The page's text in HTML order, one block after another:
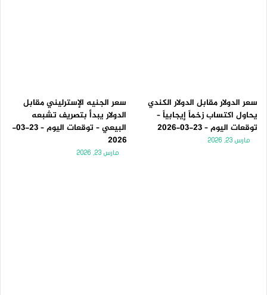
سعر الدولار مقابل الدولار الكندي
يحاول اكتساب زخماً إيجابياً –
توقعات اليوم – 23-03-2026
مارس 23, 2026
سعر الجنيه الإسترليني مقابل
الدولار يبدأ بتصريف تشبعه
البيعي – توقعات اليوم – 23-03-
2026
مارس 23, 2026